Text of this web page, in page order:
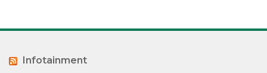
Infotainment